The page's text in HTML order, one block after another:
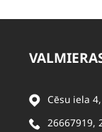
Cēsu iela
26667919,